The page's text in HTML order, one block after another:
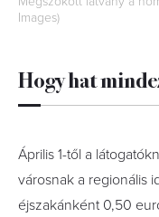
Images)
Hogy hat
Április 1-től a
városnak a regionális
éjszakánként 0,50